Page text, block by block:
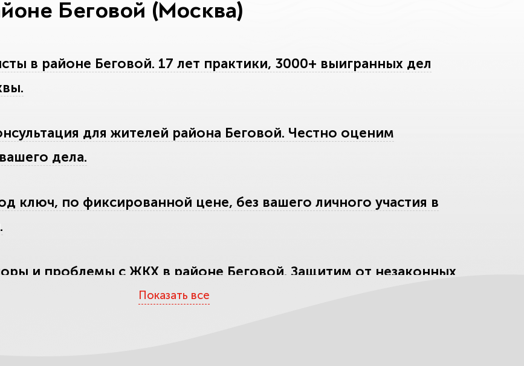
Беговой (Москва)
в районе Беговой. 17 лет практики, 3000+ выигранных дел
для жителей района Беговой. Честно оценим
дела.
ключ, по фиксированной цене, без вашего личного участия в
и проблемы с ЖКХ в районе Беговой. Защитим от незаконных
Показать все